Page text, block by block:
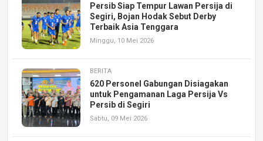
Persib Siap Tempur Lawan Persija di
Segiri, Bojan Hodak Sebut Derby
Terbaik Asia Tenggara
Minggu, 10 Mei 2026
BERITA
620 Personel Gabungan Disiagakan
untuk Pengamanan Laga Persija Vs
Persib di Segiri
Sabtu, 09 Mei 2026